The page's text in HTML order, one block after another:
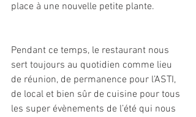
place à une nouvelle petite plante.
Pendant ce temps, le restaurant nous
sert toujours au quotidien comme lieu
de réunion, de permanence pour l’ASTI,
de local et bien sûr de cuisine pour tous
les super évènements de l’été qui nous